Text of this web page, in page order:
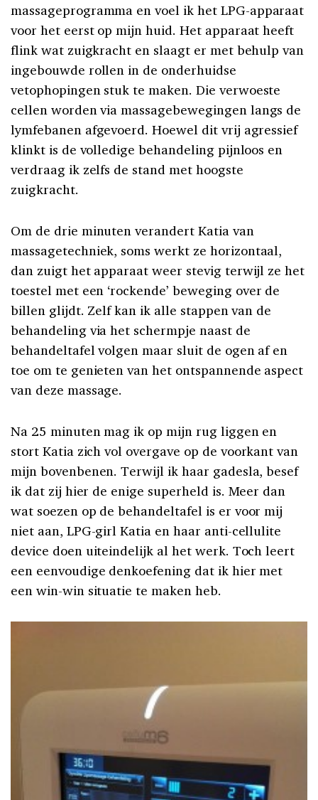
massageprogramma en voel ik het LPG-apparaat
voor het eerst op mijn huid. Het apparaat heeft
flink wat zuigkracht en slaagt er met behulp van
ingebouwde rollen in de onderhuidse
vetophopingen stuk te maken. Die verwoeste
cellen worden via massagebewegingen langs de
lymfebanen afgevoerd. Hoewel dit vrij agressief
klinkt is de volledige behandeling pijnloos en
verdraag ik zelfs de stand met hoogste
zuigkracht.
Om de drie minuten verandert Katia van
massagetechniek, soms werkt ze horizontaal,
dan zuigt het apparaat weer stevig terwijl ze het
toestel met een ‘rockende’ beweging over de
billen glijdt. Zelf kan ik alle stappen van de
behandeling via het schermpje naast de
behandeltafel volgen maar sluit de ogen af en
toe om te genieten van het ontspannende aspect
van deze massage.
Na 25 minuten mag ik op mijn rug liggen en
stort Katia zich vol overgave op de voorkant van
mijn bovenbenen. Terwijl ik haar gadesla, besef
ik dat zij hier de enige superheld is. Meer dan
wat soezen op de behandeltafel is er voor mij
niet aan, LPG-girl Katia en haar anti-cellulite
device doen uiteindelijk al het werk. Toch leert
een eenvoudige denkoefening dat ik hier met
een win-win situatie te maken heb.